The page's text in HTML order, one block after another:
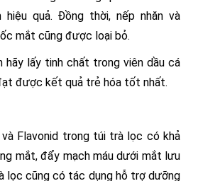
hiệu quả. Đồng thời, nếp nhăn và
mắt cũng được loại bỏ.
hãy lấy tinh chất trong viên dầu cá
được kết quả trẻ hóa tốt nhất.
Flavonid trong túi trà lọc có khả
mắt, đẩy mạch máu dưới mắt lưu
lọc cũng có tác dụng hỗ trợ dưỡng